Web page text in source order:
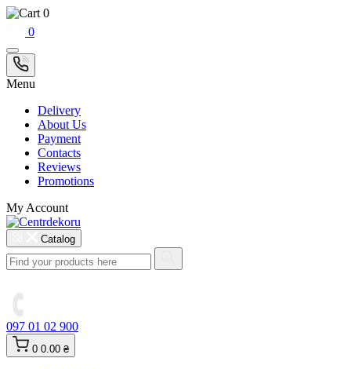
0
0
Menu
Delivery
About Us
Payment
Contacts
Reviews
Promotions
My Account
Catalog
097 01 02 900
0 0.00 ₴